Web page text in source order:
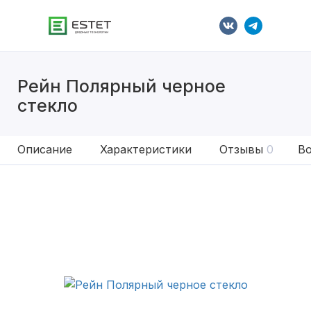
Рейн Полярный черное
стекло
Описание Характеристики Отзывы 0